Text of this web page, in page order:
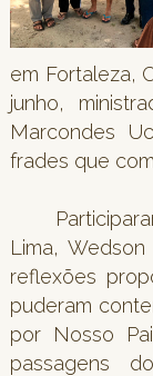
em Fortaleza,
junho,
Marcondes
frades que
Lima,
reflexões
puderam
por Nosso
passagens